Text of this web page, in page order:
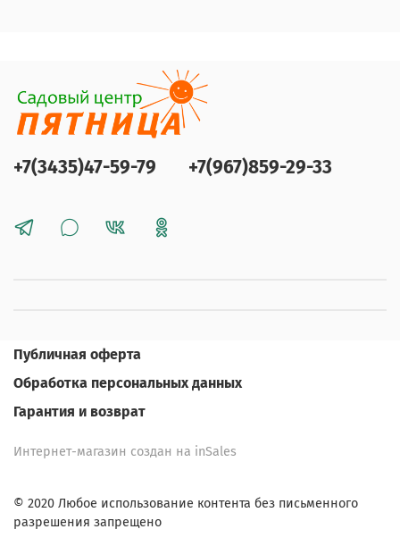
+7(3435)47-59-79 +7(967)859-29-33
Публичная оферта
Обработка персональных данных
Гарантия и возврат
Интернет-магазин создан на inSales
© 2020 Любое использование контента без письменного
разрешения запрещено